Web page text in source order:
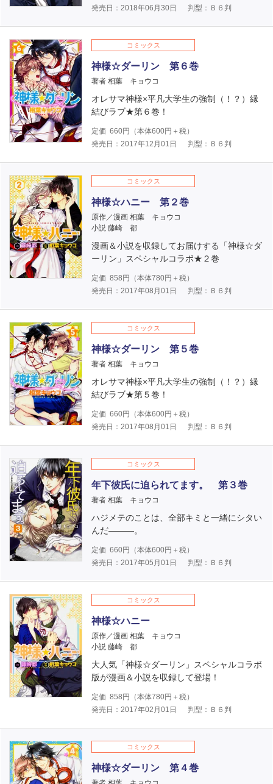
発売日：2018年06月30日
判型：Ｂ６判
コミックス
神様☆ダーリン 第６巻
著者 相葉 キョウコ
オレサマ神様×平凡大学生の強制（！？）縁
結びラブ★第６巻！
定価 660円（本体600円＋税）
発売日：2017年12月01日
判型：Ｂ６判
コミックス
神様☆ハニー 第２巻
原作／漫画 相葉 キョウコ
小説 藤崎 都
漫画＆小説を収録してお届けする「神様☆ダ
ーリン」スペシャルコラボ★２巻
定価 858 円（本体780円＋税）
発売日：2017年08月01日
判型：Ｂ６判
コミックス
神様☆ダーリン 第５巻
著者 相葉 キョウコ
オレサマ神様×平凡大学生の強制（！？）縁
結びラブ★第５巻！
定価 660円（本体600円＋税）
発売日：2017年08月01日
判型：Ｂ６判
コミックス
年下彼氏に迫られてます。 第３巻
著者 相葉 キョウコ
ハジメテのことは、全部キミと一緒にシタい
んだ―――。
定価 660円（本体600円＋税）
発売日：2017年05月01日
判型：Ｂ６判
コミックス
神様☆ハニー
原作／漫画 相葉 キョウコ
小説 藤崎 都
大人気「神様☆ダーリン」スペシャルコラボ
版が漫画＆小説を収録して登場！
定価 858 円（本体780円＋税）
発売日：2017年02月01日
判型：Ｂ６判
コミックス
神様☆ダーリン 第４巻